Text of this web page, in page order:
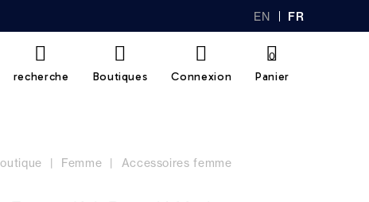
EN FR
recherche Boutiques Connexion Panier
0
Femme Accessoires femme